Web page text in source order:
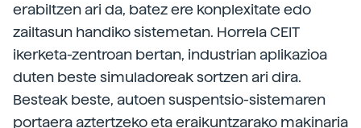
erabiltzen ari da, batez ere konplexitate edo
zailtasun handiko sistemetan. Horrela CEIT
ikerketa-zentroan bertan, industrian aplikazioa
duten beste simuladoreak sortzen ari dira.
Besteak beste, autoen suspentsio-sistemaren
portaera aztertzeko eta eraikuntzarako makinaria